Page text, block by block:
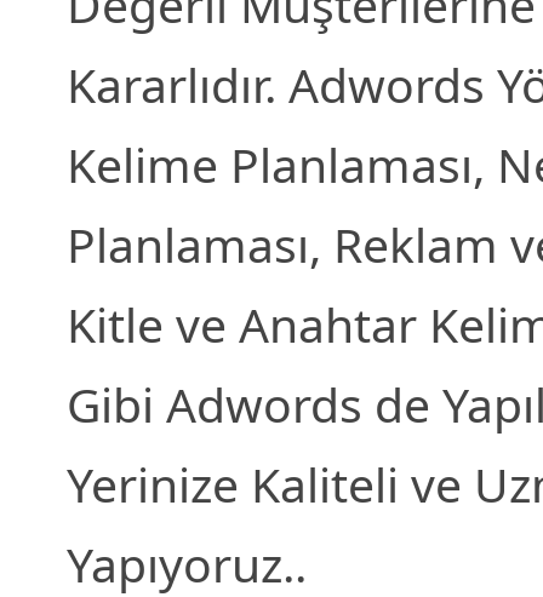
Kararlıdır. Adwords
Kelime Planlaması,
Planlaması, Reklam
Kitle ve Anahtar
Gibi Adwords de
Yerinize Kaliteli ve
Yapıyoruz..